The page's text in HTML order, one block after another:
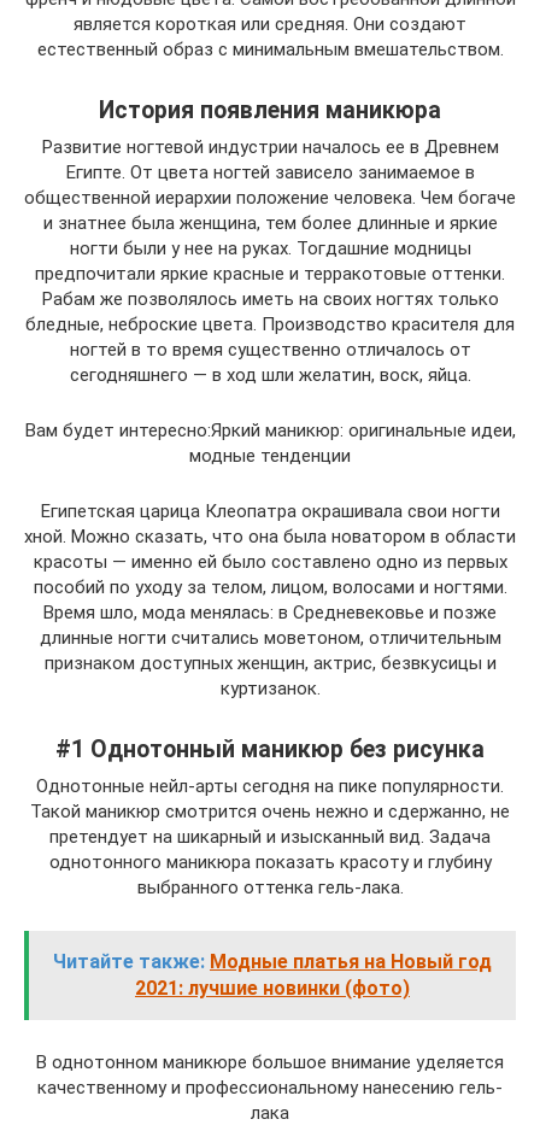
является короткая или средняя. Они создают
естественный образ с минимальным вмешательством.
История появления маникюра
Развитие ногтевой индустрии началось ее в Древнем
Египте. От цвета ногтей зависело занимаемое в
общественной иерархии положение человека. Чем богаче
и знатнее была женщина, тем более длинные и яркие
ногти были у нее на руках. Тогдашние модницы
предпочитали яркие красные и терракотовые оттенки.
Рабам же позволялось иметь на своих ногтях только
бледные, неброские цвета. Производство красителя для
ногтей в то время существенно отличалось от
сегодняшнего — в ход шли желатин, воск, яйца.
Вам будет интересно:Яркий маникюр: оригинальные идеи,
модные тенденции
Египетская царица Клеопатра окрашивала свои ногти
хной. Можно сказать, что она была новатором в области
красоты — именно ей было составлено одно из первых
пособий по уходу за телом, лицом, волосами и ногтями.
Время шло, мода менялась: в Средневековье и позже
длинные ногти считались моветоном, отличительным
признаком доступных женщин, актрис, безвкусицы и
куртизанок.
#1 Однотонный маникюр без рисунка
Однотонные нейл-арты сегодня на пике популярности.
Такой маникюр смотрится очень нежно и сдержанно, не
претендует на шикарный и изысканный вид. Задача
однотонного маникюра показать красоту и глубину
выбранного оттенка гель-лака.
Читайте также: Модные платья на Новый год
2021: лучшие новинки (фото)
В однотонном маникюре большое внимание уделяется
качественному и профессиональному нанесению гель-
лака